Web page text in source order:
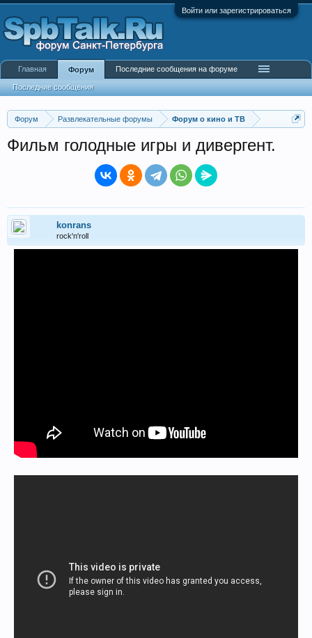
Войти или зарегистрироваться
Форум Развлекательные форумы Форум о кино и ТВ
Фильм голодные игры и дивергент.
konrans
rock'n'roll
Главная Форум
Последние сообщения
Последние сообщения на форуме